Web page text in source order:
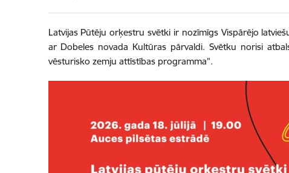
Latvijas Pūtēju orķestru svētki ir nozīmīgs Vispārējo
ar Dobeles novada Kultūras pārvaldi. Svētku norisi
vēsturisko zemju attīstības programma”.